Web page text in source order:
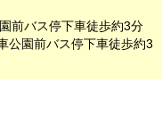
前バス停下車徒歩約3分
公園前バス停下車徒歩約3